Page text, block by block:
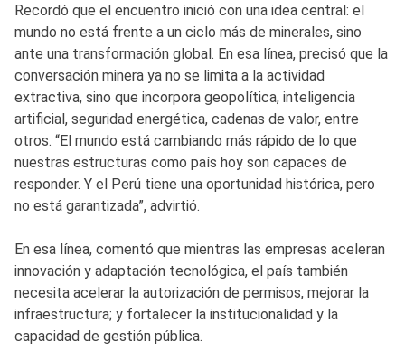
Recordó que el encuentro inició con una idea central: el
mundo no está frente a un ciclo más de minerales, sino
ante una transformación global. En esa línea, precisó que la
conversación minera ya no se limita a la actividad
extractiva, sino que incorpora geopolítica, inteligencia
artificial, seguridad energética, cadenas de valor, entre
otros. “El mundo está cambiando más rápido de lo que
nuestras estructuras como país hoy son capaces de
responder. Y el Perú tiene una oportunidad histórica, pero
no está garantizada”, advirtió.
En esa línea, comentó que mientras las empresas aceleran
innovación y adaptación tecnológica, el país también
necesita acelerar la autorización de permisos, mejorar la
infraestructura; y fortalecer la institucionalidad y la
capacidad de gestión pública.